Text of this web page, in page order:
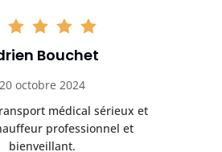
Bouchet
20 octobre 2024
médical sérieux et
professionnel et
bienveillant.